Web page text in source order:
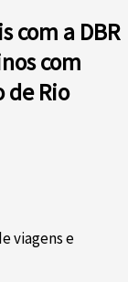
com a DBR
com
de Rio
viagens e